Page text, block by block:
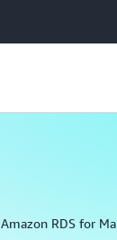
Amazon RDS for